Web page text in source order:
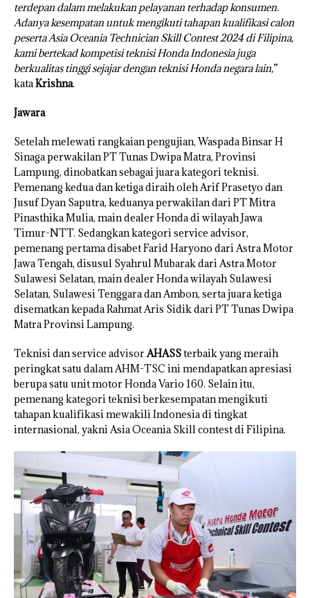
terdepan dalam melakukan pelayanan terhadap konsumen.
Adanya kesempatan untuk mengikuti tahapan kualifikasi calon
peserta Asia Oceania Technician Skill Contest 2024 di Filipina,
kami bertekad kompetisi teknisi Honda Indonesia juga
berkualitas tinggi sejajar dengan teknisi Honda negara lain,”
kataKrishna.
Jawara
Setelah melewati rangkaian pengujian, Waspada Binsar H
Sinaga perwakilan PT Tunas Dwipa Matra, Provinsi
Lampung, dinobatkan sebagai juara kategori teknisi.
Pemenang kedua dan ketiga diraih oleh Arif Prasetyo dan
Jusuf Dyan Saputra, keduanya perwakilan dari PT Mitra
Pinasthika Mulia, main dealer Honda di wilayah Jawa
Timur-NTT. Sedangkan kategori service advisor,
pemenang pertama disabet Farid Haryono dari Astra Motor
Jawa Tengah, disusul Syahrul Mubarak dari Astra Motor
Sulawesi Selatan, main dealer Honda wilayah Sulawesi
Selatan, Sulawesi Tenggara dan Ambon, serta juara ketiga
disematkan kepada Rahmat Aris Sidik dari PT Tunas Dwipa
Matra Provinsi Lampung.
Teknisi dan service advisorAHASSterbaik yang meraih
peringkat satu dalam AHM-TSC ini mendapatkan apresiasi
berupa satu unit motor Honda Vario 160. Selain itu,
pemenang kategori teknisi berkesempatan mengikuti
tahapan kualifikasi mewakili Indonesia di tingkat
internasional, yakni Asia Oceania Skill contest di Filipina.